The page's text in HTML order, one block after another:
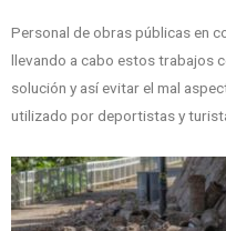
Personal de obras públicas en
llevando a cabo estos trabajos
solución y así evitar el mal
utilizado por deportistas y